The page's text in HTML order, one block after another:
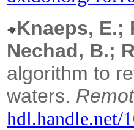
Knaeps, E.;
Nechad, B.;
algorithm to
waters.
hdl.handle.net/